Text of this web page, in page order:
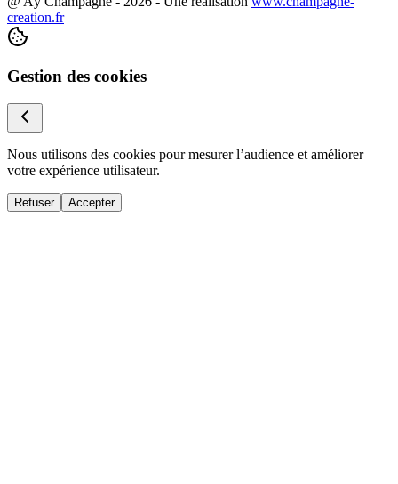
creation.fr
Gestion des cookies
Nous utilisons des cookies pour mesurer l’audience et améliorer
votre expérience utilisateur.
Refuser Accepter